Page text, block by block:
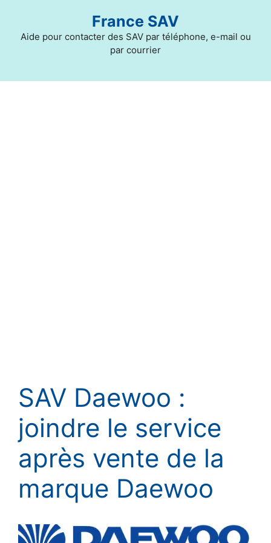
contenu
France SAV
Aide pour contacter des SAV par téléphone, e-mail ou
par courrier
SAV Daewoo :
joindre le service
après vente de la
marque Daewoo